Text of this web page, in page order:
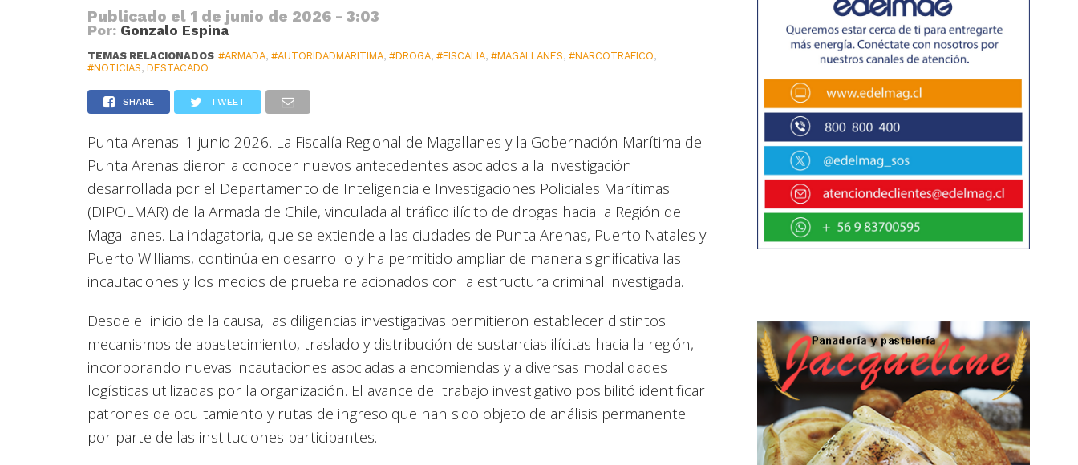
Publicado el 1 de junio de 2026 - 3:03
Por: Gonzalo Espina
TEMAS RELACIONADOS #ARMADA,#AUTORIDADMARITIMA,#DROGA,#FISCALIA,#MAGALLANES,#NARCOTRAFICO,
#NOTICIAS,DESTACADO
SHARE TWEET
Punta Arenas. 1 junio 2026. La Fiscalía Regional de Magallanes y la Gobernación Marítima de
Punta Arenas dieron a conocer nuevos antecedentes asociados a la investigación
desarrollada por el Departamento de Inteligencia e Investigaciones Policiales Marítimas
(DIPOLMAR) de la Armada de Chile, vinculada al tráfico ilícito de drogas hacia la Región de
Magallanes. La indagatoria, que se extiende a las ciudades de Punta Arenas, Puerto Natales y
Puerto Williams, continúa en desarrollo y ha permitido ampliar de manera significativa las
incautaciones y los medios de prueba relacionados con la estructura criminal investigada.
Desde el inicio de la causa, las diligencias investigativas permitieron establecer distintos
mecanismos de abastecimiento, traslado y distribución de sustancias ilícitas hacia la región,
incorporando nuevas incautaciones asociadas a encomiendas y a diversas modalidades
logísticas utilizadas por la organización. El avance del trabajo investigativo posibilitó identificar
patrones de ocultamiento y rutas de ingreso que han sido objeto de análisis permanente
por parte de las instituciones participantes.